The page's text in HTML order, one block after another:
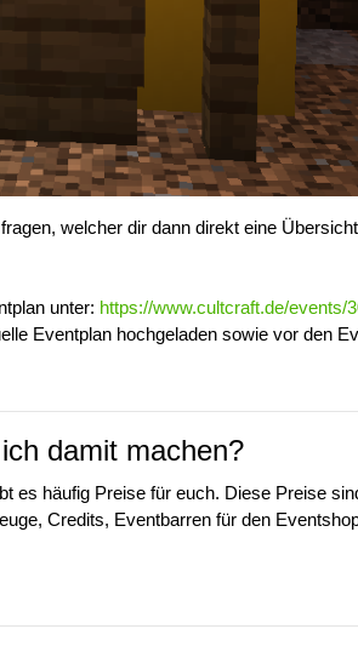
fragen, welcher dir dann direkt eine
unter: https://www.cultcraft.de/events/
Eventplan hochgeladen sowie vor den
damit machen?
es häufig Preise für euch. Diese Preise
Credits, Eventbarren für den